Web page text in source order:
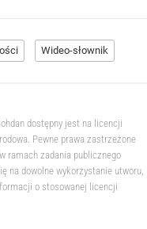
Wideo-słownik
dostępny jest na licencji
Pewne prawa zastrzeżone
ramach zadania publicznego
na dowolne wykorzystanie utworu,
o stosowanej licencji